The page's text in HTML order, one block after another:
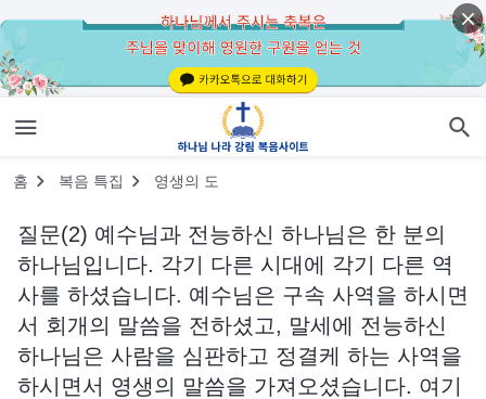
홈 복음 특집 영생의 도
질문(2) 예수님과 전능하신 하나님은 한 분의
하나님입니다. 각기 다른 시대에 각기 다른 역
사를 하셨습니다. 예수님은 구속 사역을 하시면
서 회개의 말씀을 전하셨고, 말세에 전능하신
하나님은 사람을 심판하고 정결케 하는 사역을
하시면서 영생의 말씀을 가져오셨습니다. 여기